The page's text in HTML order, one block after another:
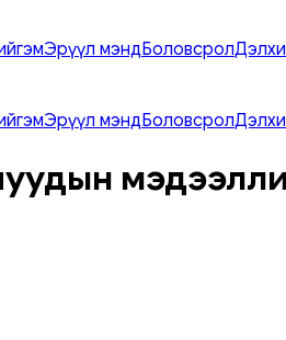
Эрүүл мэндБоловсрол
Эрүүл мэндБоловсрол